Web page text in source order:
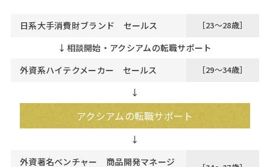
日系大手消費財ブランド セールス ［23～28歳］
↓ 相談開始・アクシアムの転職サポート
外資系ハイテクメーカー セールス
［29～34歳］
↓
アクシアムの転職サポート
外資著名ベンチャー 商品開発マネージ